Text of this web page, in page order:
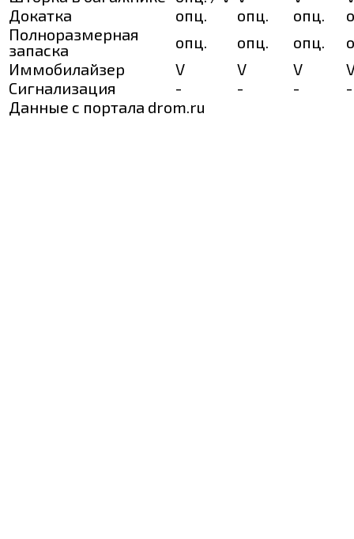
Докатка
опц. опц. опц.
Полноразмерная
запаска
опц. опц. опц.
Иммобилайзер
V V V
Сигнализация
- - -
-
Данные с портала drom.ru